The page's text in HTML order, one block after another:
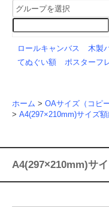
ロールキャンバス 木製
てぬぐい額
ポスターフ
ホーム > OAサイズ（コピ
> A4(297×210mm)サイズ
A4(297×210mm)サ